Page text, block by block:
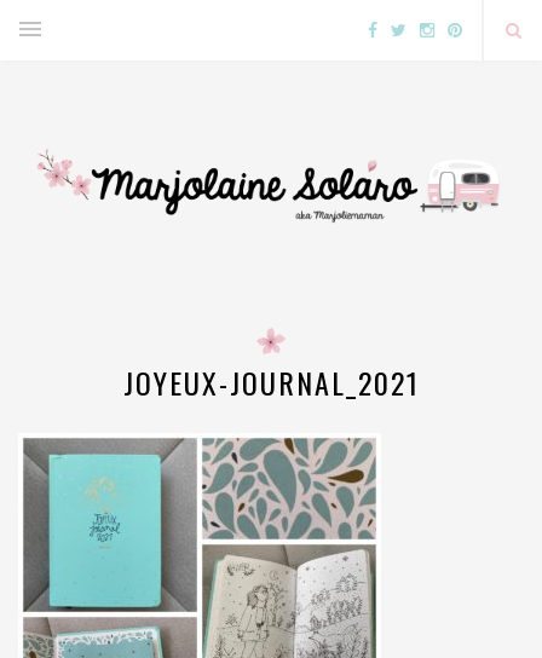
JOYEUX-JOURNAL_2021